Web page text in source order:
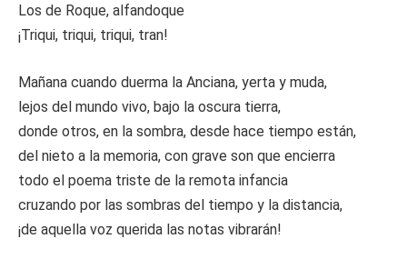
Los de Roque, alfandoque
¡Triqui, triqui, triqui, tran!
Mañana cuando duerma la Anciana, yerta y muda,
lejos del mundo vivo, bajo la oscura tierra,
donde otros, en la sombra, desde hace tiempo están,
del nieto a la memoria, con grave son que encierra
todo el poema triste de la remota infancia
cruzando por las sombras del tiempo y la distancia,
¡de aquella voz querida las notas vibrarán!